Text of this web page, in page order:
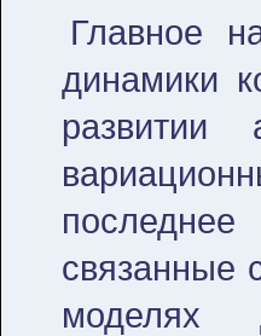
Главное
динамики
развитии
связанные
моделях